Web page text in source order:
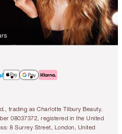
trading as Charlotte Tilbury Beauty.
08037372, registered in the United
8 Surrey Street, London, United